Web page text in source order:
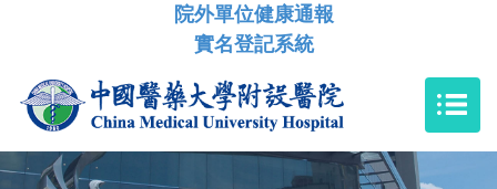
院外單位健康通報
實名登記系統